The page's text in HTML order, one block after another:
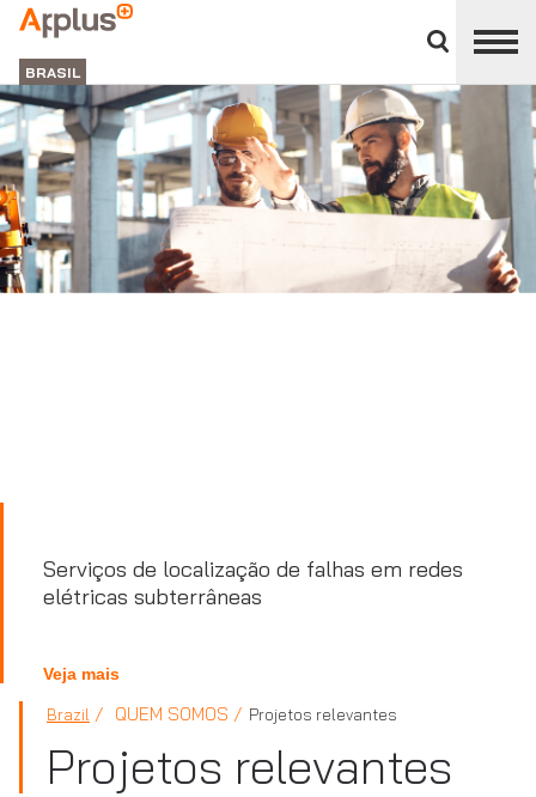
divisions
panel
APPLUS+
BRASIL
Serviços de localização de falhas em redes
elétricas subterrâneas
Veja mais
Brazil QUEM SOMOS Projetos relevantes
Projetos relevantes